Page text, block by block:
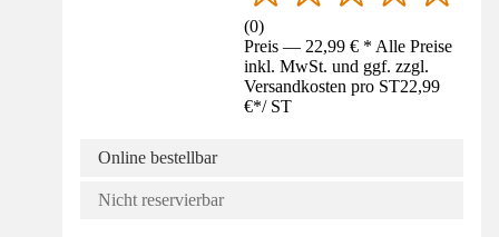
(0)
Preis — 22,99 € * Alle Preise
inkl. MwSt. und ggf. zzgl.
Versandkosten pro ST22,99
€*/ ST
Online bestellbar
Nicht reservierbar